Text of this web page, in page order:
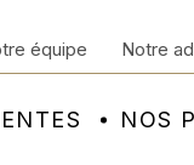
NOS
équipe Notre